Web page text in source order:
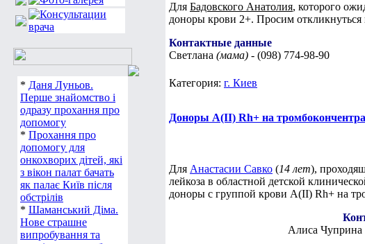
* Даня Луньов.
Перше знайомство і
одразу прохання про
допомогу
* Прохання про
допомогу для
онкохворих дітей, які
з вікон палат бачать
як палає Київ після
обстрілів
* Шаманський Діма.
Нове страшне
випробування та
Для Бадовского Анатолия, которого
доноры крови 2+. Просим откликнуться
Контактные данные
Светлана (мама) - (098) 774-98-90
Категория: г. Киев
Доноры А(ІІ) Rh+ на
Для Анастасии Савко (14 лет),
лейкоза в областной детской
доноры с группой крови А(ІІ) Rh+ на
Алиса Чуприна